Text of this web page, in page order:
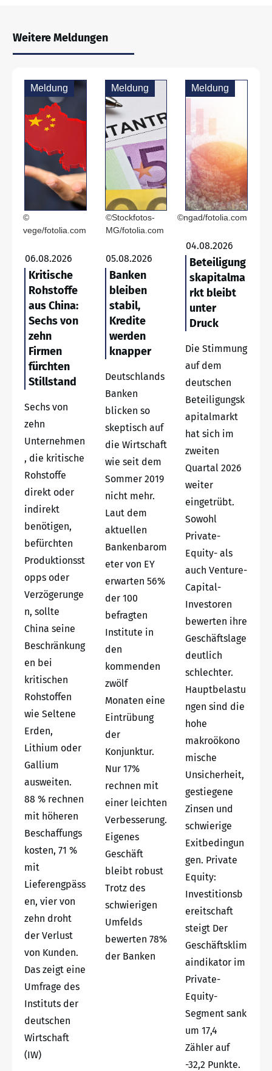
Weitere Meldungen
Meldung
©
vege/fotolia.com
06.08.2026
Kritische
Rohstoffe
aus China:
Sechs von
zehn
Firmen
fürchten
Stillstand
Sechs von
zehn
Unternehmen
, die kritische
Rohstoffe
direkt oder
indirekt
benötigen,
befürchten
Produktionsst
opps oder
Verzögerunge
n, sollte
China seine
Beschränkung
en bei
kritischen
Rohstoffen
wie Seltene
Erden,
Lithium oder
Gallium
ausweiten.
88 % rechnen
mit höheren
Beschaffungs
kosten, 71 %
mit
Lieferengpäss
en, vier von
zehn droht
der Verlust
von Kunden.
Das zeigt eine
Umfrage des
Instituts der
deutschen
Wirtschaft
(IW)
Meldung
©Stockfotos-
MG/fotolia.com
05.08.2026
Banken
bleiben
stabil,
Kredite
werden
knapper
Deutschlands
Banken
blicken so
skeptisch auf
die Wirtschaft
wie seit dem
Sommer 2019
nicht mehr.
Laut dem
aktuellen
Bankenbarom
eter von EY
erwarten 56%
der 100
befragten
Institute in
den
kommenden
zwölf
Monaten eine
Eintrübung
der
Konjunktur.
Nur 17%
rechnen mit
einer leichten
Verbesserung.
Eigenes
Geschäft
bleibt robust
Trotz des
schwierigen
Umfelds
bewerten 78%
der Banken
Meldung
©ngad/fotolia.com
04.08.2026
Beteiligung
skapitalma
rkt bleibt
unter
Druck
Die Stimmung
auf dem
deutschen
Beteiligungsk
apitalmarkt
hat sich im
zweiten
Quartal 2026
weiter
eingetrübt.
Sowohl
Private-
Equity- als
auch Venture-
Capital-
Investoren
bewerten ihre
Geschäftslage
deutlich
schlechter.
Hauptbelastu
ngen sind die
hohe
makroökono
mische
Unsicherheit,
gestiegene
Zinsen und
schwierige
Exitbedingun
gen. Private
Equity:
Investitionsb
ereitschaft
steigt Der
Geschäftsklim
aindikator im
Private-
Equity-
Segment sank
um 17,4
Zähler auf
-32,2 Punkte.